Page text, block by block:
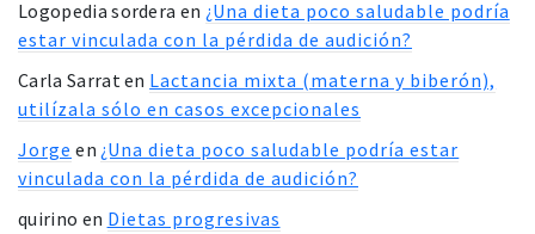
Logopedia sordera en ¿Una dieta poco saludable podría
estar vinculada con la pérdida de audición?
Carla Sarraten Lactancia mixta (materna y biberón),
utilízala sólo en casos excepcionales
Jorge en ¿Una dieta poco saludable podría estar
vinculada con la pérdida de audición?
quirino en Dietas progresivas